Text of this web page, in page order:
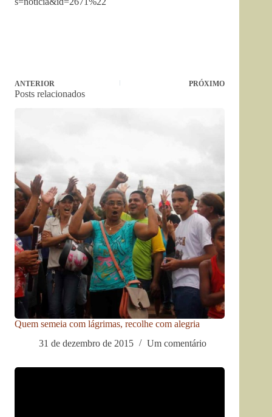
ANTERIOR PRÓXIMO
Posts relacionados
Quem semeia com lágrimas, recolhe com alegria
31 de dezembro de 2015
Um comentário